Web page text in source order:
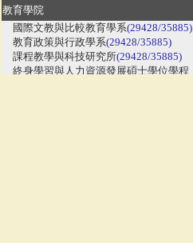
教育學院
國際文教與比較教育學系(29428/35885)
教育政策與行政學系(29428/35885)
課程教學與科技研究所(29428/35885)
終身學習與人力資源發展碩士學位學程